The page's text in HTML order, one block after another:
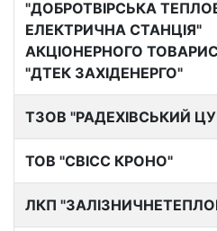
"ДОБРОТВІРСЬКА
ЕЛЕКТРИЧНА СТАНЦІЯ"
АКЦІОНЕРНОГО
"ДТЕК ЗАХІДЕНЕРГО"
ТЗОВ "РАДЕХІВСЬКИЙ
ТОВ "СВІСС КРОНО"
ЛКП